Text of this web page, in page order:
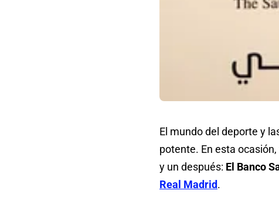
El mundo del deporte y
potente. En esta
y un después: El Banco
Real Madrid.